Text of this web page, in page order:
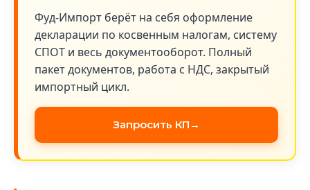
Фуд-Импорт берёт на себя оформление
декларации по косвенным налогам, систему
СПОТ и весь документооборот. Полный
пакет документов, работа с НДС, закрытый
импортный цикл.
Запросить КП